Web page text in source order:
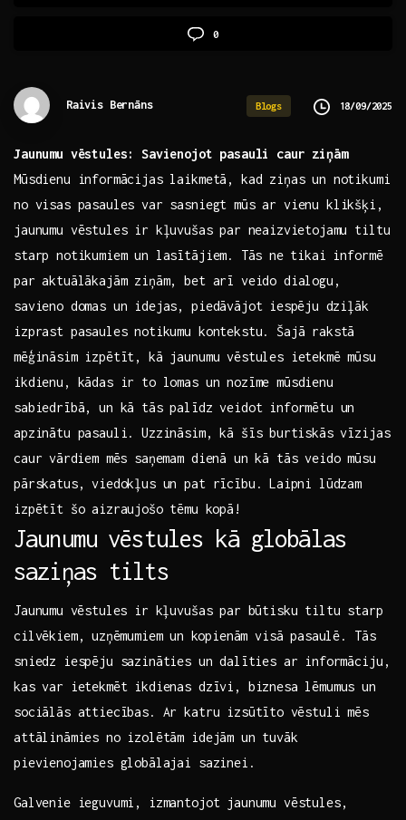
0
Raivis Bernāns Blogs 18/09/2025
Jaunumu vēstules: Savienojot pasauli caur ziņām
Mūsdienu informācijas ‍laikmetā, kad ziņas un notikumi
no visas ​pasaules var sasniegt mūs ar vienu klikšķi,
jaunumu vēstules ir kļuvušas par ⁢neaizvietojamu‍ tiltu
starp notikumiem un lasītājiem. ⁣Tās ne ⁢tikai informē
par aktuālākajām ziņām, bet arī veido dialogu, ​
savieno domas un idejas, piedāvājot⁤ iespēju⁣ dziļāk
izprast pasaules notikumu ​kontekstu. Šajā rakstā
mēģināsim izpētīt,‌ kā ‌jaunumu vēstules ietekmē​ mūsu⁣
ikdienu, kādas ir to lomas un nozīme mūsdienu⁢
sabiedrībā, un‌ kā tās palīdz veidot informētu un
apzinātu pasauli. Uzzināsim, kā šīs ⁣burtiskās vīzijas‌
caur ⁣vārdiem mēs saņemam dienā un kā tās veido mūsu
pārskatus, viedokļus un pat rīcību. ⁢Laipni lūdzam
izpētīt šo aizraujošo⁢ tēmu kopā!
Jaunumu ⁣vēstules kā ‍globālas
saziņas tilts
Jaunumu ⁢vēstules ir kļuvušas par būtisku tiltu starp
cilvēkiem,⁤ uzņēmumiem ⁢un ⁤kopienām visā pasaulē. ‍Tās⁣
sniedz iespēju sazināties⁣ un dalīties ar informāciju,
kas var ietekmēt ikdienas​ dzīvi, biznesa lēmumus⁣ un
sociālās attiecības. Ar​ katru izsūtīto ⁤vēstuli mēs
attālināmies no izolētām idejām un tuvāk⁢
pievienojamies globālajai‍ sazinei.
Galvenie ieguvumi, izmantojot jaunumu vēstules,⁢